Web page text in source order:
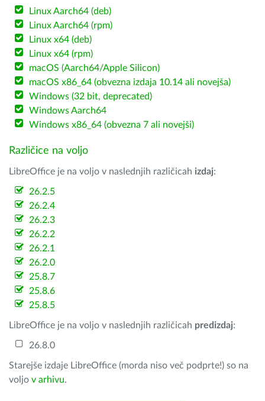
Linux Aarch64 (deb)
Linux Aarch64 (rpm)
Linux x64 (deb)
Linux x64 (rpm)
macOS (Aarch64/Apple Silicon)
macOS x86_64 (obvezna izdaja 10.14 ali novejša)
Windows (32 bit, deprecated)
Windows Aarch64
Windows x86_64 (obvezna 7 ali novejši)
Različice na voljo
LibreOffice je na voljo v naslednjih različicah izdaj:
26.2.5
26.2.4
26.2.3
26.2.2
26.2.1
26.2.0
25.8.7
25.8.6
25.8.5
LibreOffice je na voljo v naslednjih različicah predizdaj:
26.8.0
Starejše izdaje LibreOffice (morda niso več podprte!) so na
voljo v arhivu.